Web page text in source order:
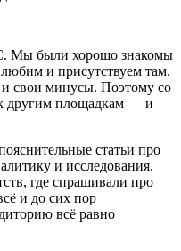
Мы были хорошо знакомы
и присутствуем там.
свои минусы. Поэтому со
другим площадкам — и
статьи про
и исследования,
где спрашивали про
и до сих пор
всё равно